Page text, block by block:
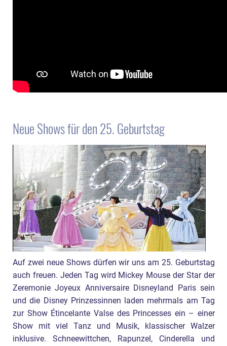
Neue Shows für den 25. Geburtstag
Auf zwei neue Shows dürfen wir uns am 25. Geburtstag
auch freuen. Jeden Tag wird Mickey Mouse der Star der
Zeremonie Joyeux Anniversaire Disneyland Paris sein
und die Disney Prinzessinnen laden mehrmals am Tag
zur Show Étincelante Valse des Princesses ein – einer
Show mit viel Tanz und Musik, klassischer Walzer
inklusive. Schneewittchen, Rapunzel, Cinderella und